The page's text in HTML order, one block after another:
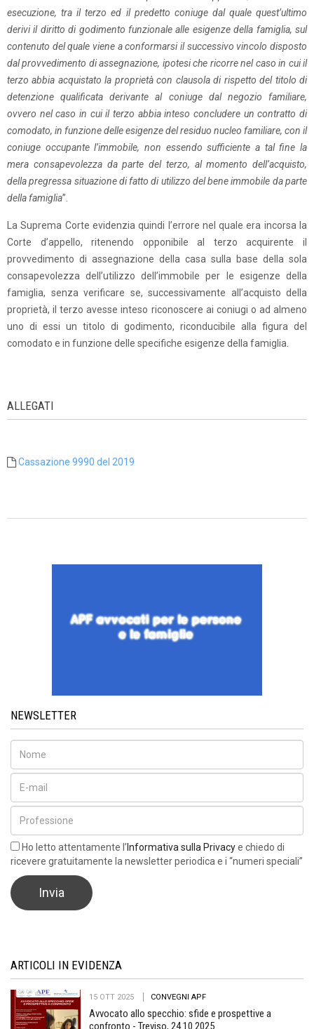
esecuzione, tra il terzo ed il predetto coniuge dal quale quest’ultimo
derivi il diritto di godimento funzionale alle esigenze della famiglia, sul
contenuto del quale viene a conformarsi il successivo vincolo disposto
dal provvedimento di assegnazione, ipotesi che ricorre nel caso in cui il
terzo abbia acquistato la proprietà con clausola di rispetto del titolo di
detenzione qualificata derivante al coniuge dal negozio familiare,
ovvero nel caso in cui il terzo abbia inteso concludere un contratto di
comodato, in funzione delle esigenze del residuo nucleo familiare, con il
coniuge occupante l’immobile, non essendo sufficiente a tal fine la
mera consapevolezza da parte del terzo, al momento dell’acquisto,
della pregressa situazione di fatto di utilizzo del bene immobile da parte
della famiglia”.
La Suprema Corte evidenzia quindi l’errore nel quale era incorsa la
Corte d’appello, ritenendo opponibile al terzo acquirente il
provvedimento di assegnazione della casa sulla base della sola
consapevolezza dell’utilizzo dell’immobile per le esigenze della
famiglia, senza verificare se, successivamente all’acquisto della
proprietà, il terzo avesse inteso riconoscere ai coniugi o ad almeno
uno di essi un titolo di godimento, riconducibile alla figura del
comodato e in funzione delle specifiche esigenze della famiglia.
ALLEGATI
Cassazione 9990 del 2019
NEWSLETTER
Ho letto attentamente l’ Informativa sulla Privacye chiedo di
ricevere gratuitamente la newsletter periodica e i “numeri speciali”
ARTICOLI IN EVIDENZA
15 OTT 2025 CONVEGNI APF
Avvocato allo specchio: sfide e prospettive a
confronto - Treviso, 24.10.2025